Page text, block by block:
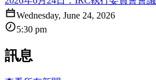
Wednesday, June 24, 2026
5:30 pm
訊息